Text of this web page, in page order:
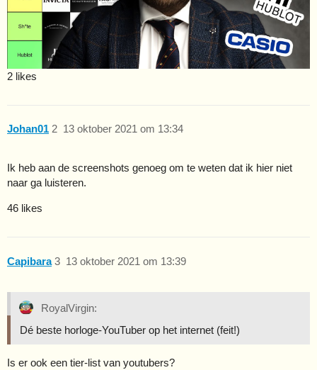
2 likes
Johan01 13 oktober 2021 om 13:34
2
Ik heb aan de screenshots genoeg om te weten dat ik hier niet
naar ga luisteren.
46 likes
Capibara 13 oktober 2021 om 13:39
3
RoyalVirgin:
Dé beste horloge-YouTuber op het internet (feit!)
Is er ook een tier-list van youtubers?